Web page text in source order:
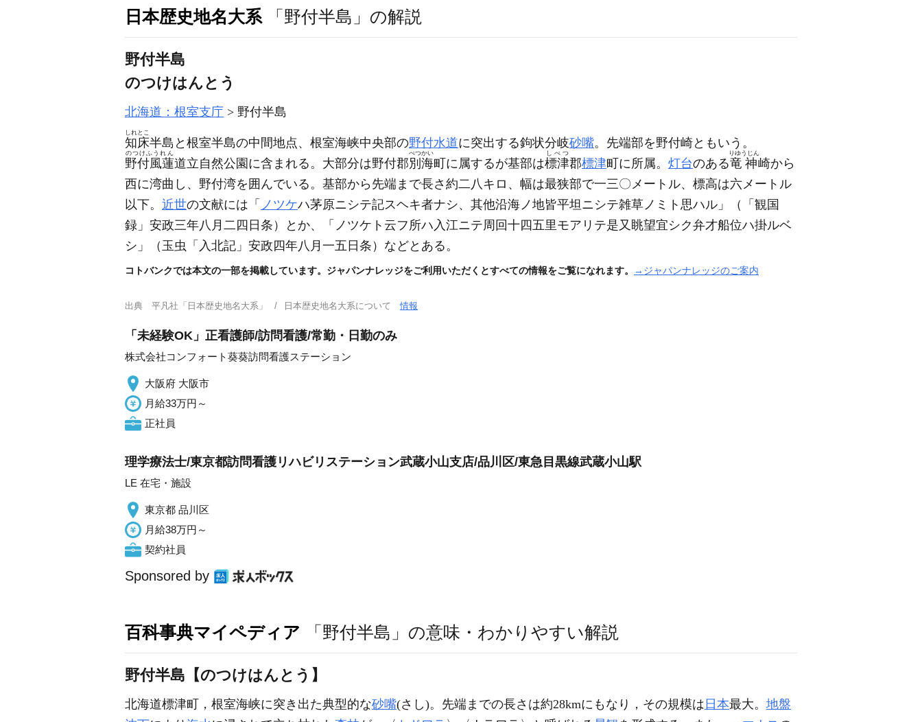
日本歴史地名大系 「野付半島」の解説
野付半島
のつけはんとう
北海道：根室支庁 野付半島
知床
しれとこ
半島と根室半島の中間地点、根室海峡中央部の野付水道に突出する鉤状分岐砂嘴。先端部を野付崎ともいう。
野付風蓮
のつけふうれん
道立自然公園に含まれる。大部分は野付郡別海
べつかい
町に属するが基部は標津
しべつ
郡標津町に所属。 灯台のある竜神
りゆうじん
崎から
西に湾曲し、野付湾を囲んでいる。基部から先端まで長さ約二八キロ、幅は最狭部で一三〇メートル、標高は六メートル
以下。 近世の文献には「 ノツケハ茅原ニシテ記スヘキ者ナシ、其他沿海ノ地皆平坦ニシテ雑草ノミト思ハル」
（「観国
録」安政三年八月二四日条）
とか、「ノツケト云フ所ハ入江ニテ周回十四五里モアリテ是又眺望宜シク弁才船位ハ掛ルベ
シ」
（玉虫「入北記」安政四年八月一五日条） などとある。
コトバンクでは本文の一部を掲載しています。ジャパンナレッジをご利用いただくとすべての情報をご覧になれます。 →ジャパンナレッジのご案内
出典 平凡社「日本歴史地名大系」 日本歴史地名大系について情報
「未経験OK」正看護師/訪問看護/常勤・日勤のみ
株式会社コンフォート葵葵訪問看護ステーション
大阪府 大阪市
月給33万円～
正社員
理学療法士/東京都訪問看護リハビリステーション武蔵小山支店/品川区/東急目黒線武蔵小山駅
LE 在宅・施設
東京都 品川区
月給38万円～
契約社員
Sponsored by
百科事典マイペディア 「野付半島」の意味・わかりやすい解説
野付半島【のつけはんとう】
北海道標津町，根室海峡に突き出た典型的な砂嘴(さし)。先端までの長さは約28kmにもなり，その規模は 日本最大。 地盤